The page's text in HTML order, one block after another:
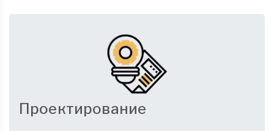
Проектирование